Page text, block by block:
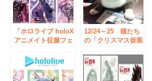
「ホロライブ holoX
アニメイト征服フェ
プ 2023」が11月11
日から開催！ 描き
起こしイラストを使
12/24～25 猫たち
の「クリスマス仮装